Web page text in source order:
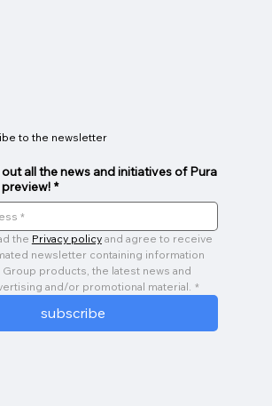
to the newsletter
all the news and initiatives of Pura
*
the Privacy policy and agree to receive
newsletter containing information
Group products, the latest news and
and/or promotional material. *
subscribe